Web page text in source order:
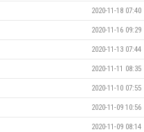
2020-11-18 07:40
2020-11-16 09:29
2020-11-13 07:44
2020-11-11 08:35
2020-11-10 07:55
2020-11-09 10:56
2020-11-09 08:14